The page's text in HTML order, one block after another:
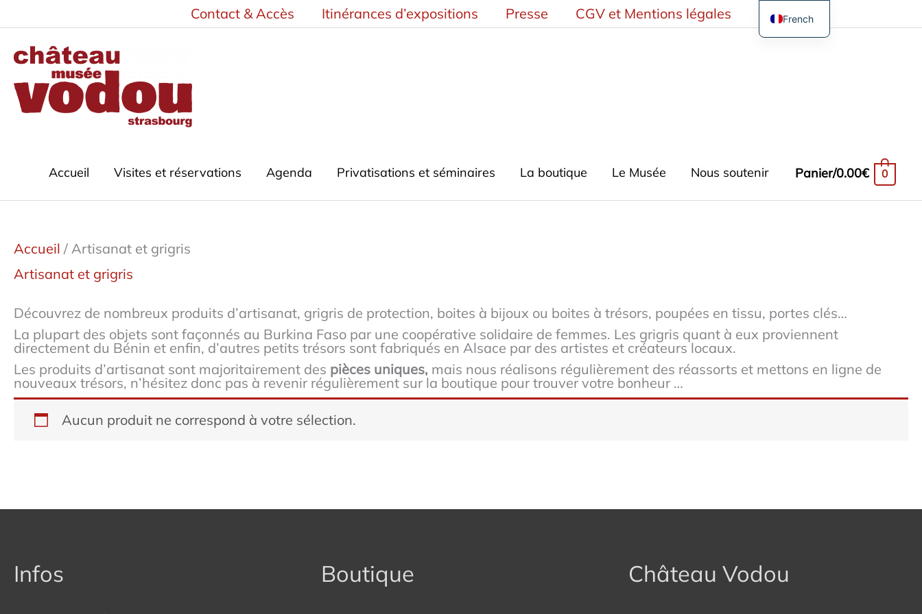
contenu
Contact & Accès Itinérances d’expositions Presse CGV et Mentions légales
Accueil Visites et réservations Agenda Privatisations et séminaires La boutique Le Musée Nous soutenir Panier/0.00€ 0
Accueil / Artisanat et grigris
Artisanat et grigris
Découvrez de nombreux produits d’artisanat, grigris de protection, boites à bijoux ou boites à trésors, poupées en tissu, portes clés…
La plupart des objets sont façonnés au Burkina Faso par une coopérative solidaire de femmes. Les grigris quant à eux proviennent
directement du Bénin et enfin, d’autres petits trésors sont fabriqués en Alsace par des artistes et créateurs locaux.
Les produits d’artisanat sont majoritairement des pièces uniques, mais nous réalisons régulièrement des réassorts et mettons en ligne de
nouveaux trésors, n’hésitez donc pas à revenir régulièrement sur la boutique pour trouver votre bonheur …
Aucun produit ne correspond à votre sélection.
Infos Boutique Château Vodou
French
English